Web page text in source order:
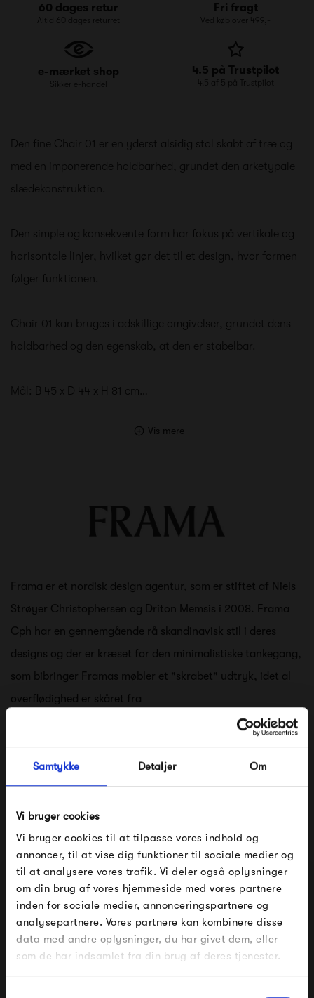
Samtykke Detaljer Om
Vi bruger cookies
Vi bruger cookies til at tilpasse vores indhold og
annoncer, til at vise dig funktioner til sociale medier og
til at analysere vores trafik. Vi deler også oplysninger
om din brug af vores hjemmeside med vores partnere
inden for sociale medier, annonceringspartnere og
analysepartnere. Vores partnere kan kombinere disse
data med andre oplysninger, du har givet dem, eller
som de har indsamlet fra din brug af deres tjenester.
60 dages retur
Altid 60 dages returret
Fri fragt
Ved køb over 499,-
e-mærket shop
Sikker e-handel
4.5 på Trustpilot
4.5 af 5 på Trustpilot
Den fine Chair 01 er en yderst alsidig stol skabt af træ og
med en imponerende holdbarhed, grundet den arketypale
slædekonstruktion.
Den simple og konsekvente form har fokus på vertikale og
horisontale linjer, hvilket gør det til et design, hvor formen
følger funktionen.
Chair 01 kan bruges i adskillige omgivelser, grundet dens
holdbarhed og den egenskab, at den er stabelbar.
Mål: B 45 x D 44 x H 81 cm…
Vis mere
Frama er et nordisk design agentur, som er stiftet af Niels
Strøyer Christophersen og Driton Memsis i 2008. Frama
Cph har en gennemgående rå skandinavisk stil i deres
designs og der er kræset for den minimalistiske tankegang,
som bibringer Framas møbler et "skrabet" udtryk, idet al
overflødighed er skåret fra
Hos Frama er det elegancen i enkeltheden som bør
værdsættes. Det er velkendt blandt designere verden over,
at dét, at skabe et enkelt og rent udtryk er blandt de
sværeste øvelser i design disciplinen. Hos Frama ser vi
denne sjældne egenskab komme til sin ret.
Se alle varer fra Frama
Produkter fra samme kategori
FÅ 10% PÅ DIN NÆSTE ORDRE
Indtast din e-mail, så sender vi rabatkoden til dig på
mail. Minimumsbeløb er 499 kr. for at indløse
rabatten.
Gælder ikke på produkter fra Fermob, File Under